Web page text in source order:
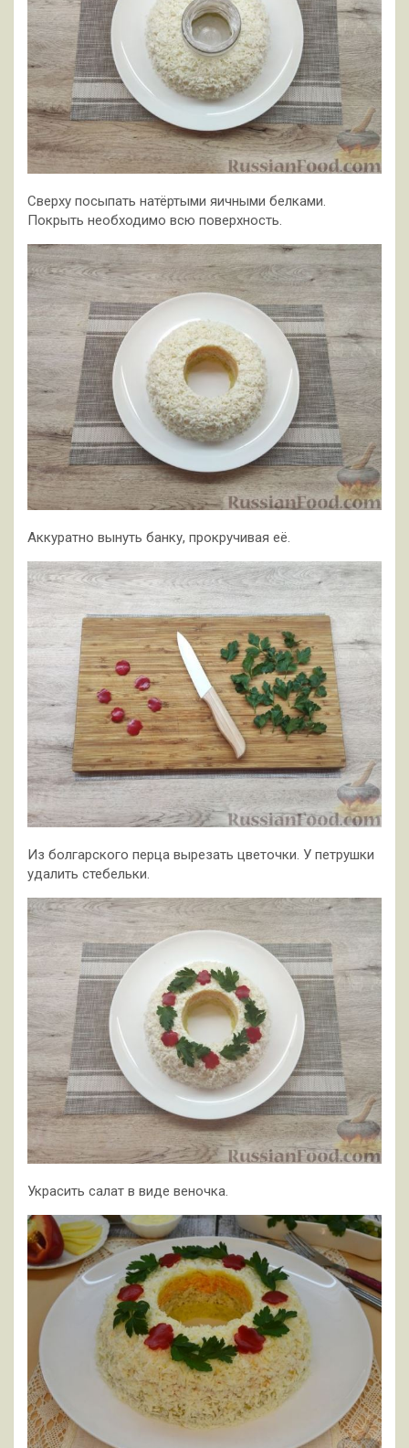
Сверху посыпать натёртыми яичными белками.
Покрыть необходимо всю поверхность.
Аккуратно вынуть банку, прокручивая её.
Из болгарского перца вырезать цветочки. У петрушки
удалить стебельки.
Украсить салат в виде веночка.